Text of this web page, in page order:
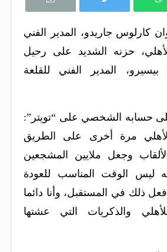
كارلوس جاريدو، المدير الفني
حزنه الشديد على رحيل
بيسيرو، المدير الفني للقلعة
حسابه الشخصي على “تويتر”:
مرة أخرى على الطريق
وجعل ملايين المشجعين
ليس الوقت المناسب للعودة
ذلك في المستقبل، وأنا دائما
والذكريات التي عشتها